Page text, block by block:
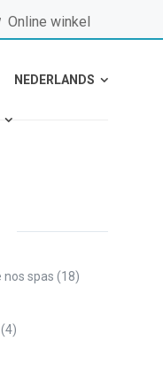
Online winkel
NEDERLANDS
nos spas (18)
(4)